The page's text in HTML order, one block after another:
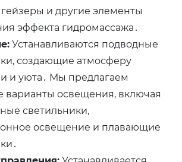
и другие элементы
эффекта гидромассажа․
Устанавливаются подводные
создающие атмосферу
и уюта․ Мы предлагаем
варианты освещения, включая
светильники,
освещение и плавающие